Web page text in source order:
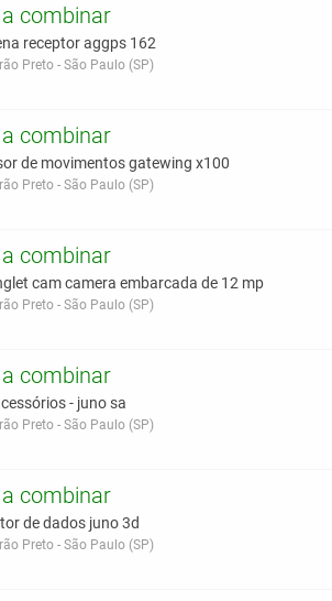
combinar
receptor aggps 162
Preto - São Paulo (SP)
combinar
de movimentos gatewing x100
Preto - São Paulo (SP)
combinar
cam camera embarcada de 12 mp
Preto - São Paulo (SP)
combinar
- juno sa
Preto - São Paulo (SP)
combinar
de dados juno 3d
Preto - São Paulo (SP)